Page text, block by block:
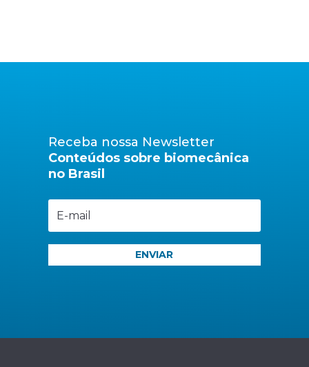
Receba nossa Newsletter
Conteúdos sobre biomecânica
no Brasil
ENVIAR